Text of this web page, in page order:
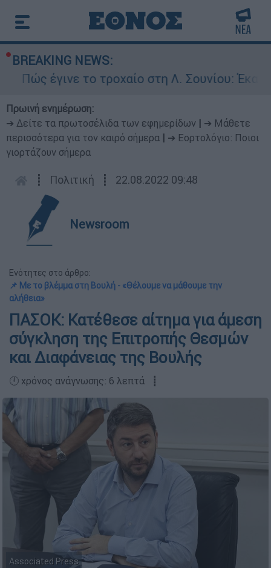
BREAKING NEWS:
έγινε το τροχαίο στη Λ. Σουνίου: Έκανε
Πρωινή ενημέρωση:
➔ Δείτε τα πρωτοσέλιδα των εφημερίδων
➔ Μάθετε
περισσότερα για τον καιρό σήμερα
➔ Εορτολόγιο: Ποιοι
γιορτάζουν σήμερα
┋ Πολιτική ┋ 22.08.2022 09:48
Newsroom
Ενότητες στο άρθρο:
📌 Με το βλέμμα στη Βουλή - «Θέλουμε να μάθουμε την
αλήθεια»
ΠΑΣΟΚ: Κατέθεσε αίτημα για άμεση
σύγκληση της Επιτροπής Θεσμών
και Διαφάνειας της Βουλής
🕛 χρόνος ανάγνωσης: 6 λεπτά ┋
Associated Press